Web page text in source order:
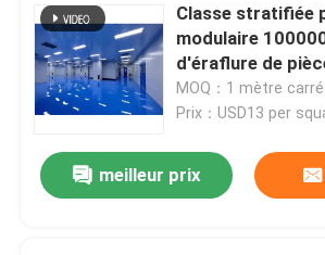
Classe stratifiée
modulaire
d'éraflure de
Pharma
MOQ：1 mètre carré
Prix：USD13 per
meilleur prix